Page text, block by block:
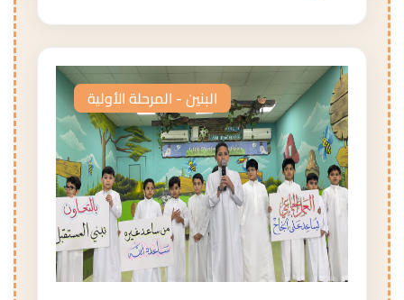
البنين - المرحلة الأولية